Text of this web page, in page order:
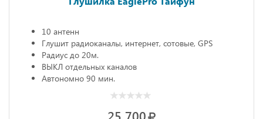
10 антенн
Глушит радиоканалы, интернет, сотовые, GPS
Радиус до 20м.
ВЫКЛ отдельных каналов
Автономно 90 мин.
25 700